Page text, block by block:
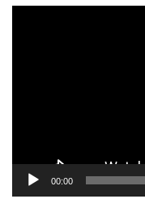
00:00